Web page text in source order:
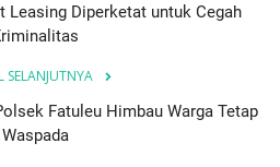
Leasing Diperketat untuk Cegah
SELANJUTNYA
Fatuleu Himbau Warga Tetap
Waspada